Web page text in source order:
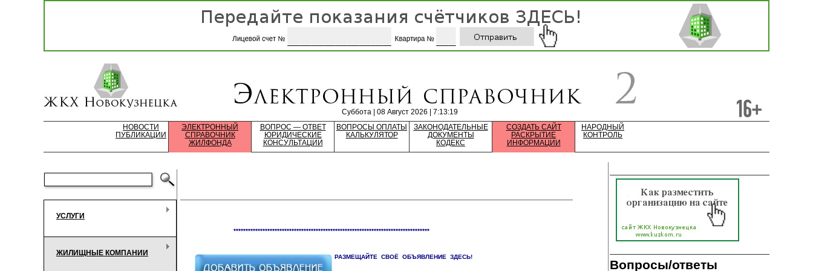
Суббота | 08 Август 2026 | 7:13:19
НОВОСТИ
ПУБЛИКАЦИИ
ЭЛЕКТРОННЫЙ
СПРАВОЧНИК
ЖИЛФОНДА
ВОПРОС — ОТВЕТ
ЮРИДИЧЕСКИЕ
КОНСУЛЬТАЦИИ
ВОПРОСЫ ОПЛАТЫ
КАЛЬКУЛЯТОР
ЗАКОНОДАТЕЛЬНЫЕ
ДОКУМЕНТЫ
КОДЕКС
СОЗДАТЬ САЙТ
РАСКРЫТИЕ
ИНФОРМАЦИИ
НАРОДНЫЙ
КОНТРОЛЬ
УСЛУГИ
ЖИЛИЩНЫЕ КОМПАНИИ
*********************************************************************************
РАЗМЕЩАЙТЕ СВОЁ ОБЪЯВЛЕНИЕ ЗДЕСЬ!
Вопросы/ответы